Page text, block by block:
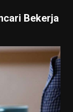
Bekerja